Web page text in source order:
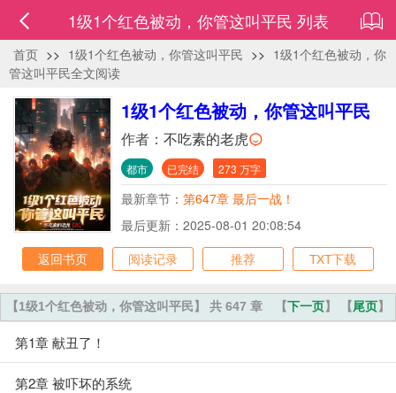
1级1个红色被动，你管这叫平民 列表
首页 >> 1级1个红色被动，你管这叫平民 >> 1级1个红色被动，你
管这叫平民全文阅读
1级1个红色被动，你管这叫平民
作者： 不吃素的老虎
都市 已完结 273 万字
最新章节： 第647章 最后一战！
最后更新：2025-08-01 20:08:54
返回书页
阅读记录 推荐 TXT下载
【下一页】 【尾页】
【1级1个红色被动，你管这叫平民】 共 647 章
第1章 献丑了！
第2章 被吓坏的系统